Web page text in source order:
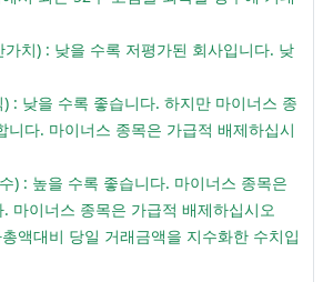
가치) : 낮을 수록 저평가된 회사입니다. 낮
: 낮을 수록 좋습니다. 하지만 마이너스 종
니다. 마이너스 종목은 가급적 배제하십시
) : 높을 수록 좋습니다. 마이너스 종목은
마이너스 종목은 가급적 배제하십시오
액대비 당일 거래금액을 지수화한 수치입